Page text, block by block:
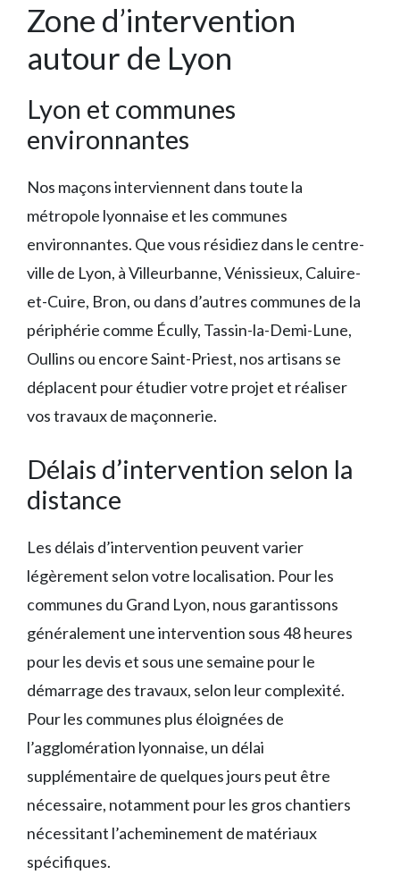
Zone d’intervention
autour de Lyon
Lyon et communes
environnantes
Nos maçons interviennent dans toute la
métropole lyonnaise et les communes
environnantes. Que vous résidiez dans le centre-
ville de Lyon, à Villeurbanne, Vénissieux, Caluire-
et-Cuire, Bron, ou dans d’autres communes de la
périphérie comme Écully, Tassin-la-Demi-Lune,
Oullins ou encore Saint-Priest, nos artisans se
déplacent pour étudier votre projet et réaliser
vos travaux de maçonnerie.
Délais d’intervention selon la
distance
Les délais d’intervention peuvent varier
légèrement selon votre localisation. Pour les
communes du Grand Lyon, nous garantissons
généralement une intervention sous 48 heures
pour les devis et sous une semaine pour le
démarrage des travaux, selon leur complexité.
Pour les communes plus éloignées de
l’agglomération lyonnaise, un délai
supplémentaire de quelques jours peut être
nécessaire, notamment pour les gros chantiers
nécessitant l’acheminement de matériaux
spécifiques.